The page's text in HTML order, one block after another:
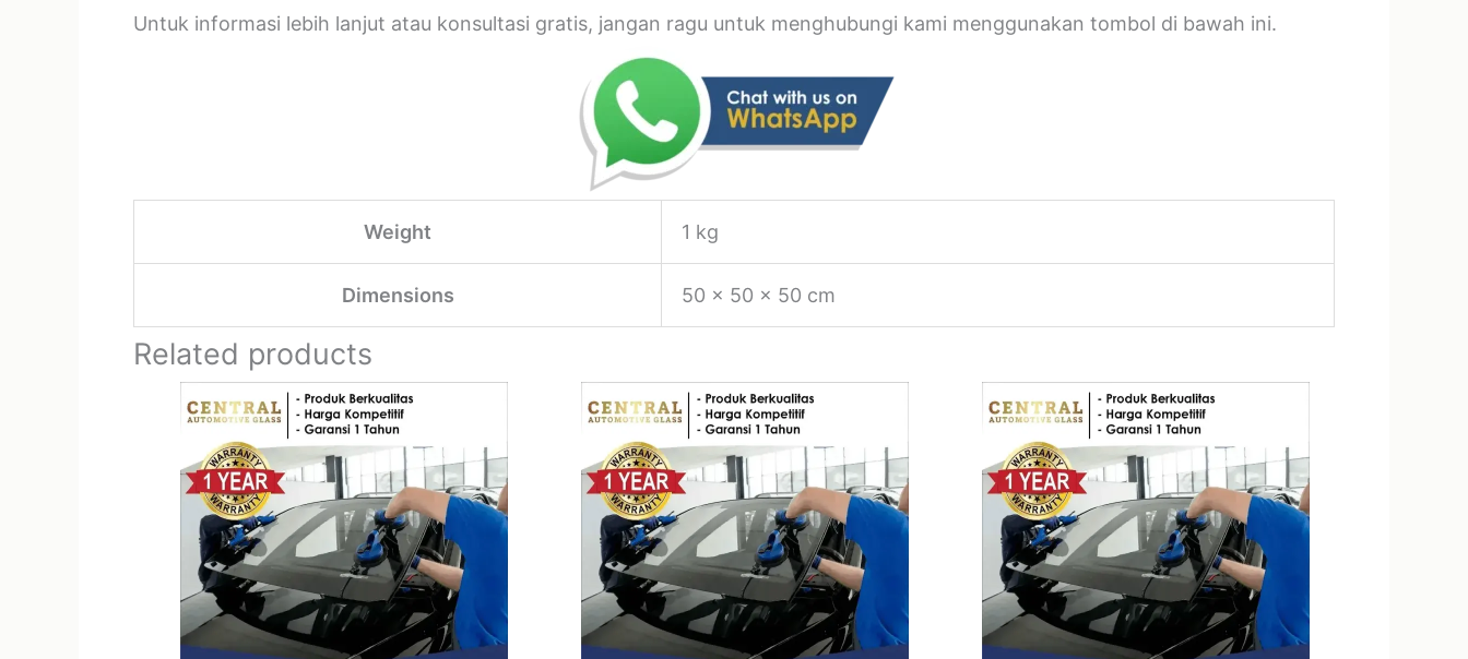
Untuk informasi lebih lanjut atau konsultasi gratis, jangan ragu untuk menghubungi kami menggunakan tombol di bawah ini.
Weight 1 kg
Dimensions 50 × 50 × 50 cm
Related products